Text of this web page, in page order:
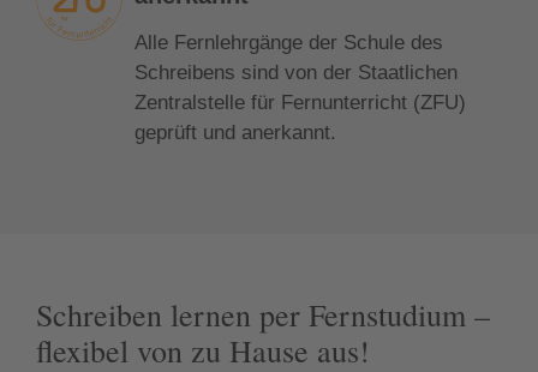
Alle Fernlehrgänge der Schule des
Schreibens sind von der Staatlichen
Zentralstelle für Fernunterricht (ZFU)
geprüft und anerkannt.
Schreiben lernen per Fernstudium –
flexibel von zu Hause aus!